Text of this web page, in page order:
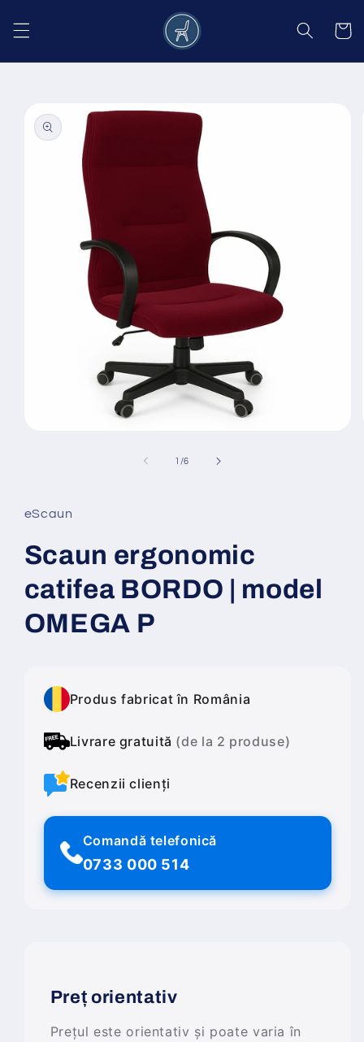
conținut
Coș
informațiile
despre
produs
fereastră
modală
1 /din
6
eScaun
Scaun ergonomic
catifea BORDO | model
OMEGA P
Produs fabricat în România
Livrare gratuită (de la 2 produse)
Recenzii clienți
Comandă telefonică
0733 000 514
Preț orientativ
Prețul este orientativ și poate varia în